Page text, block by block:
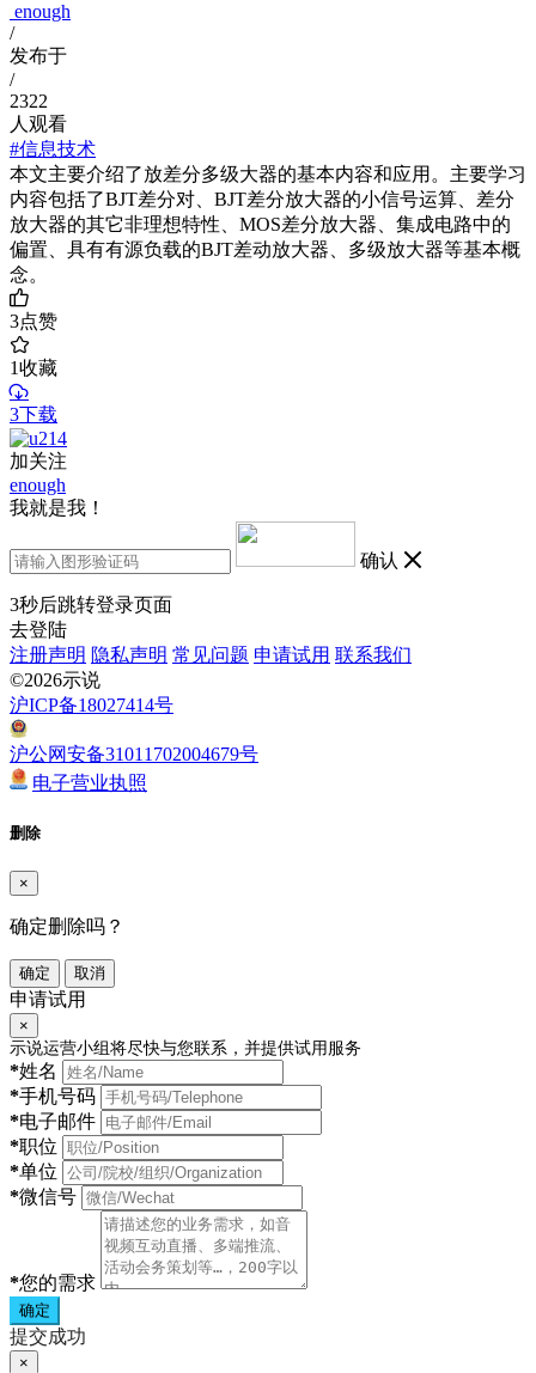
enough
/
发布于
/
2322
人观看
#信息技术
本文主要介绍了放差分多级大器的基本内容和应用。主要学习
内容包括了BJT差分对、BJT差分放大器的小信号运算、差分
放大器的其它非理想特性、MOS差分放大器、集成电路中的
偏置、具有有源负载的BJT差动放大器、多级放大器等基本概
念。
3点赞
1收藏
3下载
加关注
enough
我就是我！
确认
3秒后跳转登录页面
去登陆
注册声明 隐私声明 常见问题 申请试用 联系我们
©2026示说
沪ICP备18027414号
沪公网安备31011702004679号
电子营业执照
删除
×
确定删除吗？
确定 取消
申请试用
×
示说运营小组将尽快与您联系，并提供试用服务
*姓名
*手机号码
*电子邮件
*职位
*单位
*微信号
*您的需求
确定
提交成功
×